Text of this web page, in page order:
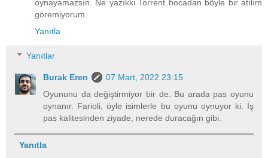
oynayamazsın. Ne yazıkki Torrent hocadan böyle bir atılım
göremiyorum.
Yanıtla
Yanıtlar
Burak Eren
07 Mart, 2022 23:15
Oyununu da değiştirmiyor bir de. Bu arada pas oyunu
oynanır. Farioli, öyle isimlerle bu oyunu oynuyor ki. İş
pas kalitesinden ziyade, nerede duracağın gibi.
Yanıtla